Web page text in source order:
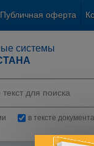
Публичная оферта
системы
в тексте документа